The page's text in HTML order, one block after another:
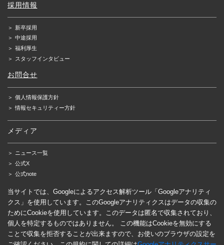
採用情報
＞
新卒採用
＞ 中途採用
＞ 福利厚生
＞
スタッフインタビュー
お問合せ
＞ 個人情報保護方針
＞ 情報セキュリティー方針
メディア
＞
ニュース一覧
＞ 公式X
＞ 公式note
当サイトでは、Googleによるアクセス解析ツール「Googleアナリティ
クス」を使用しています。このGoogleアナリティクスはデータの収集の
ためにCookieを使用しています。このデータは匿名で収集されており、
個人を特定するものではありません。 この機能はCookieを無効にする
ことで収集を拒否することが出来ますので、お使いのブラウザの設定を